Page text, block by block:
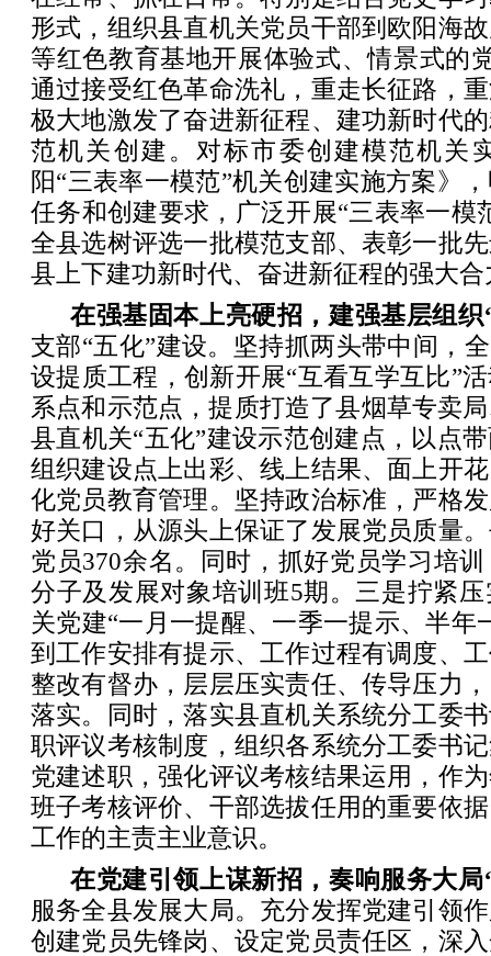
形式，组织县直机关党员干部到欧阳海
等红色教育基地开展体验式、情景式的
通过接受红色革命洗礼，重走长征路，
极大地激发了奋进新征程、建功新时代
范机关创建。对标市委创建模范机关
阳“三表率一模范”机关创建实施方案》
任务和创建要求，广泛开展“三表率一模
全县选树评选一批模范支部、表彰一批
县上下建功新时代、奋进新征程的强大合
在强基固本上亮硬招，建强基层组
支部“五化”建设。坚持抓两头带中间，
设提质工程，创新开展“互看互学互比”
系点和示范点，提质打造了县烟草专卖
县直机关“五化”建设示范创建点，以点
组织建设点上出彩、线上结果、面上开
化党员教育管理。坚持政治标准，严格
好关口，从源头上保证了发展党员质量
党员370余名。同时，抓好党员学习培
分子及发展对象培训班5期。三是拧紧
关党建“一月一提醒、一季一提示、半年
到工作安排有提示、工作过程有调度、
整改有督办，层层压实责任、传导压力
落实。同时，落实县直机关系统分工委
职评议考核制度，组织各系统分工委书
党建述职，强化评议考核结果运用，作
班子考核评价、干部选拔任用的重要依
工作的主责主业意识。
在党建引领上谋新招，奏响服务大
服务全县发展大局。充分发挥党建引领
创建党员先锋岗、设定党员责任区，深